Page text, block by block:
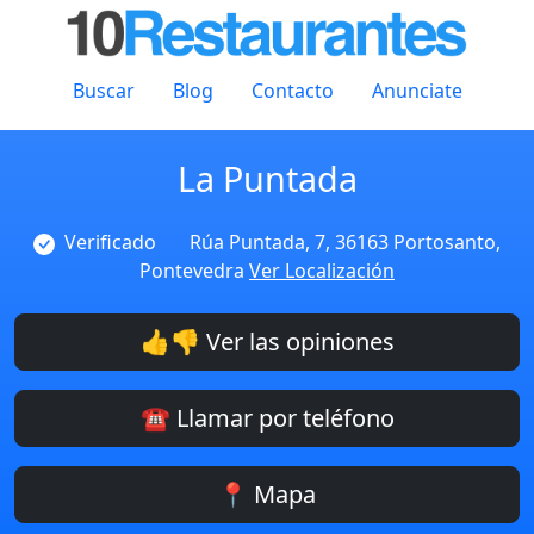
Buscar Blog Contacto Anunciate
La Puntada
Verificado
Rúa Puntada, 7, 36163 Portosanto,
Pontevedra Ver Localización
👍👎 Ver las opiniones
☎️ Llamar por teléfono
📍 Mapa